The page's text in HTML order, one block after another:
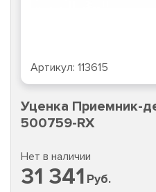
Артикул: 113615
Уценка Приемник-
500759-RX
Нет в наличии
31 341 Руб.